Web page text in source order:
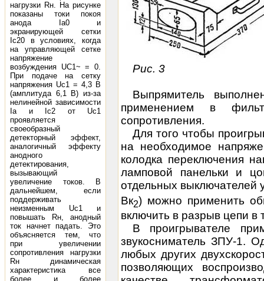
нагрузки Rн. На рисунке
показаны токи покоя
анода Iа0 и
экранирующей сетки
Iс20 в условиях, когда
на управляющей сетке
напряжение
возбуждения UС1~ = 0.
При подаче на сетку
напряжения Uc1 = 4,3 В
(амплитуда 6,1 В) из-за
нелинейной зависимости
Iа и Iс2 от Uс1
проявляется
своеобразный
детекторный эффект,
аналогичный эффекту
анодного
детектирования,
вызывающий
увеличение токов. В
дальнейшем, если
поддерживать
неизменным Uс1 и
повышать Rн, анодный
ток начнет падать. Это
объясняется тем, что
при увеличении
сопротивления нагрузки
Rн динамическая
характеристика все
более и более
Рис. 3
Выпрямитель
применением в
сопротивления.
Для того чтобы
на необходимое
колодка переключения
ламповой панельки и
отдельных выключателей
Вк2) можно применить
включить в разрыв цепи в
В проигрывателе
звукосниматель ЗПУ-1.
любых других
позволяющих